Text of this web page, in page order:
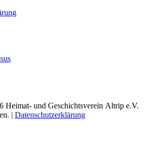
Heimat- und Geschichtsverein Altrip e.V.
| Datenschutzerklärung